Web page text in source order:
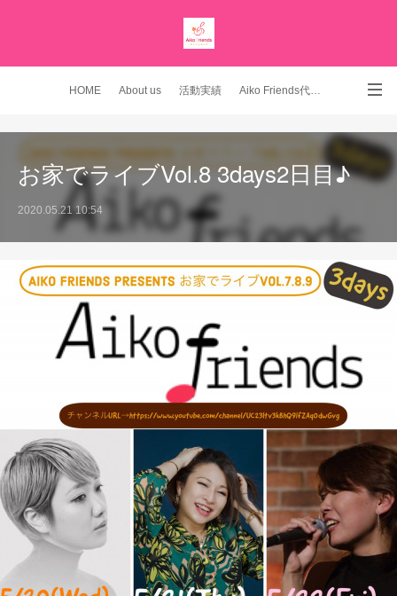
HOME About us 活動実績 Aiko Friends代表 YouTubeチャンネル
お家でライブVol.8 3days2日目♪
2020.05.21 10:54